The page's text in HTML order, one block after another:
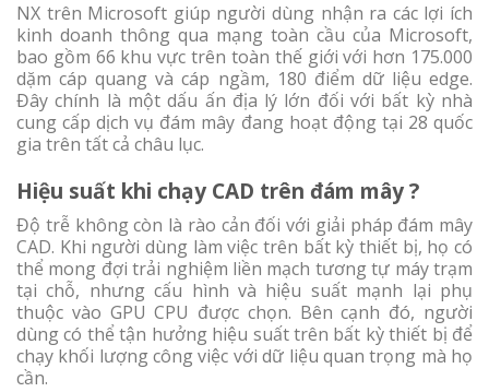
NX trên Microsoft giúp người dùng nhận ra các lợi ích
kinh doanh thông qua mạng toàn cầu của Microsoft,
bao gồm 66 khu vực trên toàn thế giới với hơn 175.000
dặm cáp quang và cáp ngầm, 180 điểm dữ liệu edge.
Đây chính là một dấu ấn địa lý lớn đối với bất kỳ nhà
cung cấp dịch vụ đám mây đang hoạt động tại 28 quốc
gia trên tất cả châu lục.
Hiệu suất khi chạy CAD trên đám mây ?
Độ trễ không còn là rào cản đối với giải pháp đám mây
CAD. Khi người dùng làm việc trên bất kỳ thiết bị, họ có
thể mong đợi trải nghiệm liền mạch tương tự máy trạm
tại chỗ, nhưng cấu hình và hiệu suất mạnh lại phụ
thuộc vào GPU CPU được chọn. Bên cạnh đó, người
dùng có thể tận hưởng hiệu suất trên bất kỳ thiết bị để
chạy khối lượng công việc với dữ liệu quan trọng mà họ
cần.